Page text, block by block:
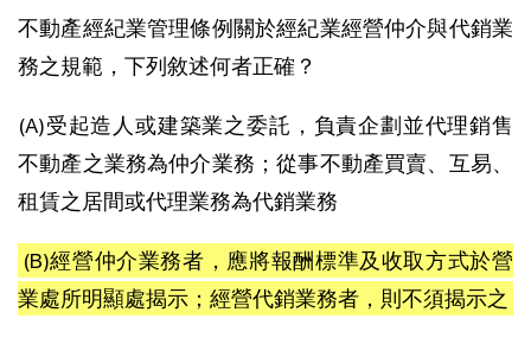
不動產經紀業管理條例關於經紀業經營仲介與代銷業
務之規範，下列敘述何者正確？
(A)受起造人或建築業之委託，負責企劃並代理銷售
不動產之業務為仲介業務；從事不動產買賣、互易、
租賃之居間或代理業務為代銷業務
(B)經營仲介業務者，應將報酬標準及收取方式於營
業處所明顯處揭示；經營代銷業務者，則不須揭示之